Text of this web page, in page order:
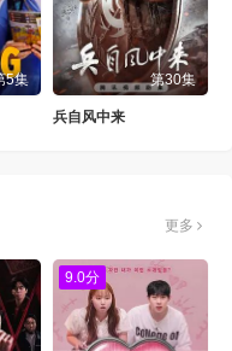
5集 第30集
兵自风中来
更多
9.0分